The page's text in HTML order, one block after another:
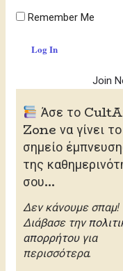
Remember Me
Join
Άσε το
Zone να γίνει το
σημείο
της
σου...
Δεν κάνουμε σπαμ!
Διάβασε την
απορρήτουγια
περισσότερα.